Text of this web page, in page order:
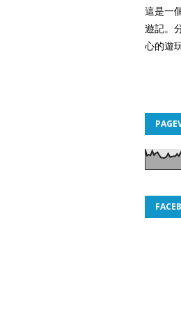
這是一
遊記。
心的遊